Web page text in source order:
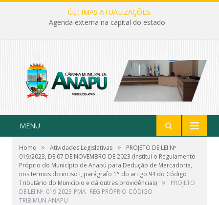
ÚLTIMAS ATUALIZAÇÕES:
Agenda externa na capital do estado
MENU
Home » Atividades Legislativas »
PROJETO DE LEI Nº
019/2023, DE 07 DE NOVEMBRO DE 2023 (Institui o Regulamento
Próprio do Município de Anapú para Dedução de Mercadoria,
nos termos do inciso I, parágrafo 1° do artigo 94 do Código
Tributário do Município e dá outras providências) »
PROJETO
DE LEI Nº. 019-2023-PMA- REG.PRÓPRIO-CÓDIGO
TRIB.MUN.ANAPU